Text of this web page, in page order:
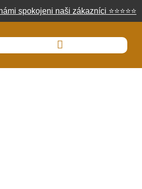
spokojeni naši zákazníci ⭐⭐⭐⭐⭐